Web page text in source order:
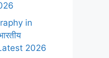
in
2026